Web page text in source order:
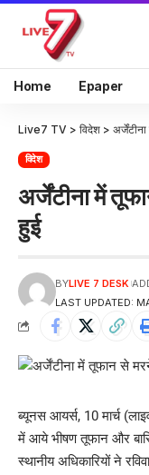
Home Epaper
Live7 TV > विदेश >
विदेश
अर्जेंटीना में
हुई
LAST UPDATED:
BYLIVE 7 DESK
ब्यूनस आयर्स, 10 मार्च
में आये भीषण तूफान और
स्थानीय अधिकारियों ने